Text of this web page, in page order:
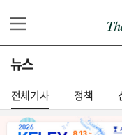
뉴스
전체기사 정책